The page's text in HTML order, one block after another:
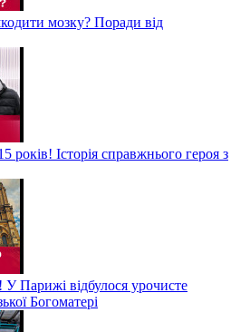
мозку? Поради від
років! Історія справжнього героя з
Парижі відбулося урочисте
Богоматері